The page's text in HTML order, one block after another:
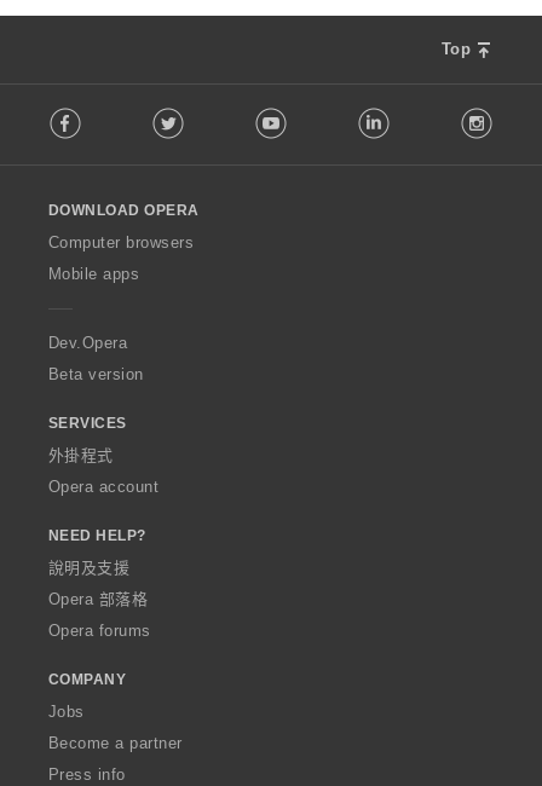
Top
o
w
O
p
a
Facebook Twitter Youtube LinkedIn
DOWNLOAD OPERA
Computer browsers
Mobile apps
Dev.Opera
Beta version
SERVICES
外掛程式
Opera account
NEED HELP?
說明及支援
Opera 部落格
Opera forums
COMPANY
Jobs
Become a partner
Press info